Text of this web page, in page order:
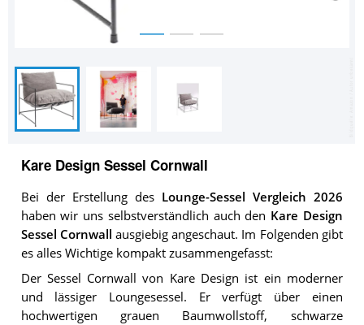
Kare Design Sessel Cornwall
Bei der Erstellung des Lounge-Sessel Vergleich 2026
haben wir uns selbstverständlich auch den Kare Design
Sessel Cornwall ausgiebig angeschaut. Im Folgenden gibt
es alles Wichtige kompakt zusammengefasst:
Der Sessel Cornwall von Kare Design ist ein moderner
und lässiger Loungesessel. Er verfügt über einen
hochwertigen grauen Baumwollstoff, schwarze